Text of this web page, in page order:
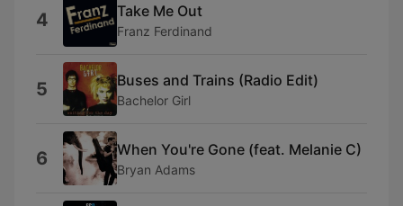
4 Take Me Out
Franz Ferdinand
5 Buses and Trains (Radio Edit)
Bachelor Girl
6 When You're Gone (feat. Melanie C)
Bryan Adams